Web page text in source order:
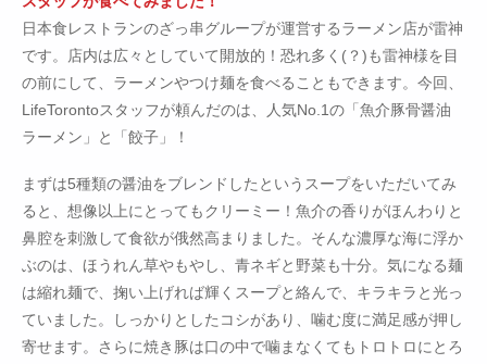
日本食レストランのざっ串グループが運営するラーメン店が雷神
です。店内は広々としていて開放的！恐れ多く(？)も雷神様を目
の前にして、ラーメンやつけ麺を食べることもできます。今回、
LifeTorontoスタッフが頼んだのは、人気No.1の「魚介豚骨醤油
ラーメン」と「餃子」！
まずは5種類の醤油をブレンドしたというスープをいただいてみ
ると、想像以上にとってもクリーミー！魚介の香りがほんわりと
鼻腔を刺激して食欲が俄然高まりました。そんな濃厚な海に浮か
ぶのは、ほうれん草やもやし、青ネギと野菜も十分。気になる麺
は縮れ麺で、掬い上げれば輝くスープと絡んで、キラキラと光っ
ていました。しっかりとしたコシがあり、噛む度に満足感が押し
寄せます。さらに焼き豚は口の中で噛まなくてもトロトロにとろ